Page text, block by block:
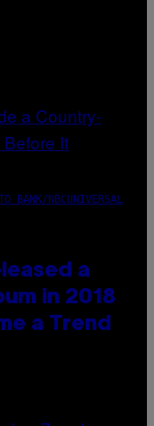
BANK/NBCUNIVERSAL
a
in 2018
a Trend